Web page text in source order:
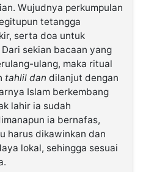
Wujudnya perkumpulan
tetangga
serta doa untuk
sekian bacaan yang
ulang, maka ritual
tahlil dan dilanjut dengan
Islam berkembang
lahir ia sudah
ia bernafas,
harus dikawinkan dan
lokal, sehingga sesuai